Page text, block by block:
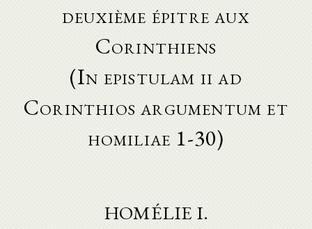
deuxième épitre aux
Corinthiens
(In epistulam ii ad
Corinthios argumentum et
homiliae 1-30)
HOMÉLIE I.